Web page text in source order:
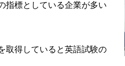
指標としている企業が多い
取得していると英語試験の